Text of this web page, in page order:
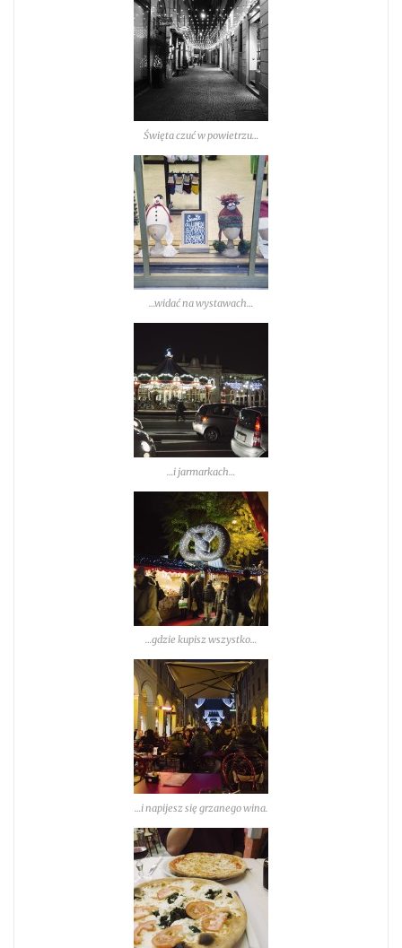
Święta czuć w powietrzu…
…widać na wystawach…
…i jarmarkach…
…gdzie kupisz wszystko…
…i napijesz się grzanego wina.